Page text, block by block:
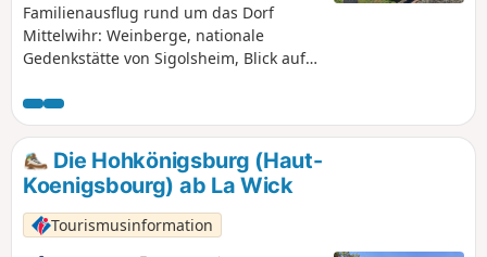
Familienausflug rund um das Dorf
Mittelwihr: Weinberge, nationale
Gedenkstätte von Sigolsheim, Blick auf
der Vogesen, um schließlich den
überraschenden Hügel mit
Mandelbäumen zu erreichen, der
Mittelwihr seinen Beinamen „Midi de
l'Alsace” (Mittelelsass) eingebracht hat.
Die Hohkönigsburg (Haut-
Koenigsbourg) ab La Wick
Tourismusinformation